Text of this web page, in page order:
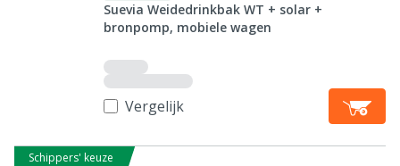
Suevia Weidedrinkbak WT + solar +
bronpomp, mobiele wagen
Vergelijk
Schippers' keuze